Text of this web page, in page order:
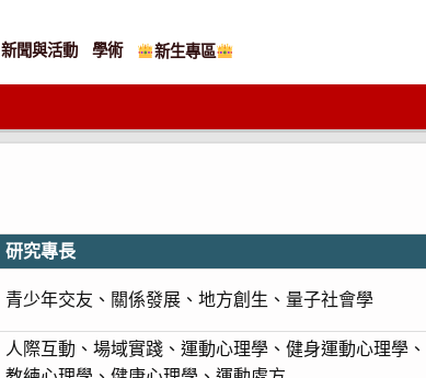
新聞與活動 學術 新生專區
研究專長
青少年交友、關係發展、地方創生、量子社會學
人際互動、場域實踐、運動心理學、健身運動心理學、